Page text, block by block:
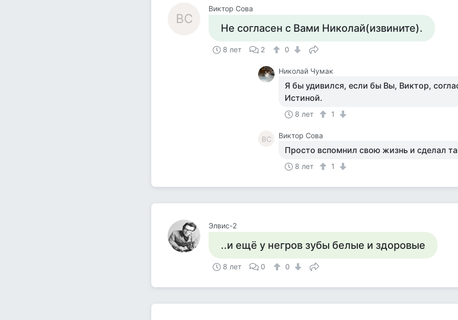
ВС
Виктор Сова
Не согласен с Вами Николай(извините).
8 лет 2 0
Николай Чумак
Я бы удивился, если бы Вы, Виктор,
Истиной.
8 лет 1
ВС Виктор Сова
Просто вспомнил свою жизнь и сделал
8 лет 1
Элвис-2
..и ещё у негров зубы белые и здоровые
8 лет 0 0